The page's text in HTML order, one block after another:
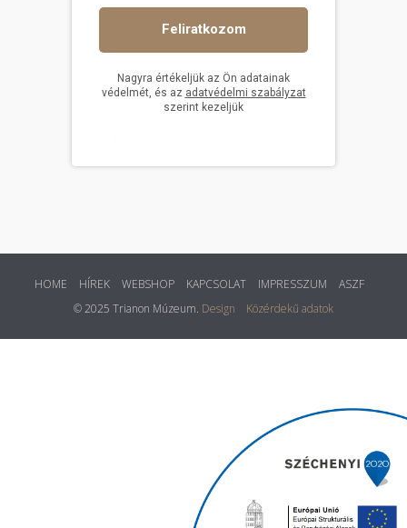
HOME HÍREK WEBSHOP KAPCSOLAT IMPRESSZUM
ASZF
© 2025 Trianon Múzeum. Design Közérdekű adatok